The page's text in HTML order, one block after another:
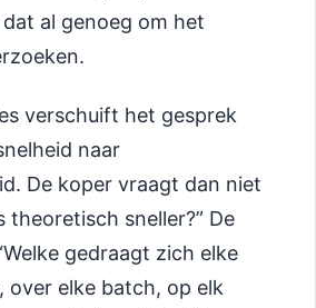
al genoeg om het
verschuift het gesprek
naar
De koper vraagt dan niet
theoretisch sneller?” De
gedraagt zich elke
over elke batch, op elk